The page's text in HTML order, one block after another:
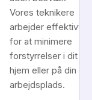
Vores teknikere
arbejder effektivt
for at minimere
forstyrrelser i dit
hjem eller på din
arbejdsplads.